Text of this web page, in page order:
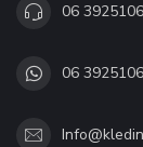
06
06